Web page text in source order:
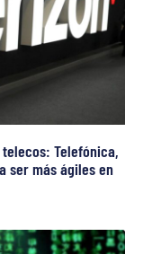
Telefónica,
ser más ágiles en